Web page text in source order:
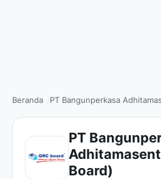
Beranda PT Bangunperkasa
PT
Board)